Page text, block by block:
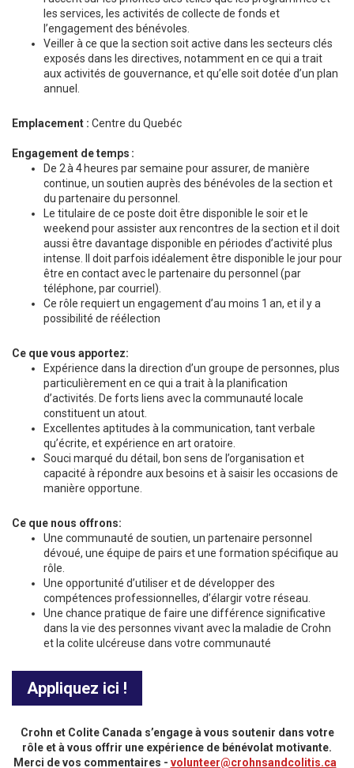
les services, les activités de collecte de fonds et
l’engagement des bénévoles.
Veiller à ce que la section soit active dans les secteurs clés
exposés dans les directives, notamment en ce qui a trait
aux activités de gouvernance, et qu’elle soit dotée d’un plan
annuel.
Emplacement : Centre du Quebéc
Engagement de temps :
De 2 à 4 heures par semaine pour assurer, de manière
continue, un soutien auprès des bénévoles de la section et
du partenaire du personnel.
Le titulaire de ce poste doit être disponible le soir et le
weekend pour assister aux rencontres de la section et il doit
aussi être davantage disponible en périodes d’activité plus
intense. Il doit parfois idéalement être disponible le jour pour
être en contact avec le partenaire du personnel (par
téléphone, par courriel).
Ce rôle requiert un engagement d’au moins 1 an, et il y a
possibilité de réélection
Ce que vous apportez:
Expérience dans la direction d’un groupe de personnes, plus
particulièrement en ce qui a trait à la planification
d’activités. De forts liens avec la communauté locale
constituent un atout.
Excellentes aptitudes à la communication, tant verbale
qu’écrite, et expérience en art oratoire.
Souci marqué du détail, bon sens de l’organisation et
capacité à répondre aux besoins et à saisir les occasions de
manière opportune.
Ce que nous offrons:
Une communauté de soutien, un partenaire personnel
dévoué, une équipe de pairs et une formation spécifique au
rôle.
Une opportunité d’utiliser et de développer des
compétences professionnelles, d’élargir votre réseau.
Une chance pratique de faire une différence significative
dans la vie des personnes vivant avec la maladie de Crohn
et la colite ulcéreuse dans votre communauté
Appliquez ici !
Crohn et Colite Canada s’engage à vous soutenir dans votre
rôle et à vous offrir une expérience de bénévolat motivante.
Merci de vos commentaires - volunteer@crohnsandcolitis.ca